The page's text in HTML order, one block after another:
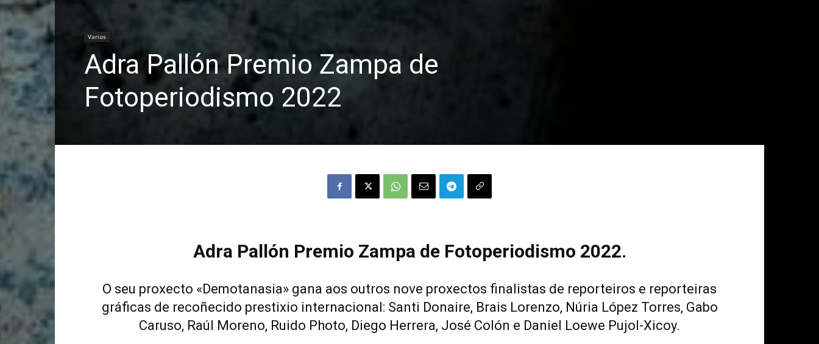
Varios
Adra Pallón Premio Zampa de
Fotoperiodismo 2022
Adra Pallón Premio Zampa de Fotoperiodismo 2022.
O seu proxecto «Demotanasia» gana aos outros nove proxectos finalistas de reporteiros e reporteiras
gráficas de recoñecido prestixio internacional: Santi Donaire, Brais Lorenzo, Núria López Torres, Gabo
Caruso, Raúl Moreno, Ruido Photo, Diego Herrera, José Colón e Daniel Loewe Pujol-Xicoy.